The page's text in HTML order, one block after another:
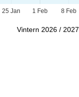
1 Feb
25 Jan 8 Feb
Vintern 2026 / 2027